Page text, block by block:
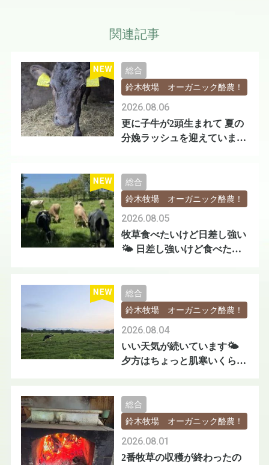
関連記事
更に子牛が2頭生まれて 夏の
分娩ラッシュを迎えています
2026.08.06
総合
鈴木牧場 オーガニック酪農！
牧草食べたいけど日差し強い
🌤️ 日差し強いけど食べたい
2026.08.05
総合
鈴木牧場 オーガニック酪農！
いい天気が続いています🌤️
夕方はちょっと肌寒いくらい
2026.08.04
総合
鈴木牧場 オーガニック酪農！
2番牧草の収穫が終わったの
2026.08.01
総合
鈴木牧場 オーガニック酪農！